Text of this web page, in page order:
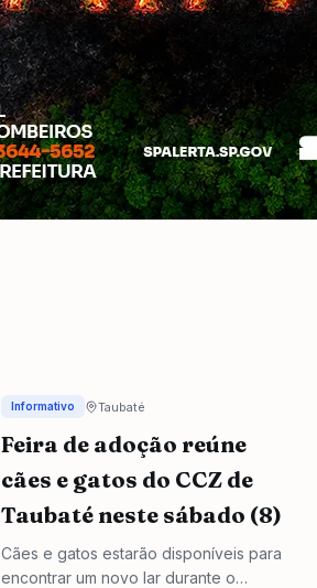
Informativo Taubaté
Feira de adoção reúne
cães e gatos do CCZ de
Taubaté neste sábado (8)
Cães e gatos estarão disponíveis para
encontrar um novo lar durante o